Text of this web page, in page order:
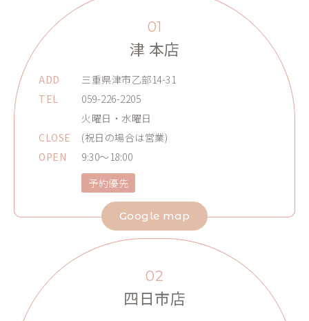
01
津 本店
ADD
三重県津市乙部14-31
TEL
059-226-2205
CLOSE
火曜日・水曜日
(祝日の場合は営業)
OPEN
9:30～18:00
予約優先
Google map
02
四日市店